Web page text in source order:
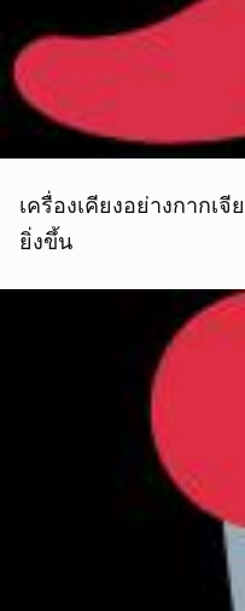
เครื่องเคียงอย่างกากเ
ยิ่งขึ้น